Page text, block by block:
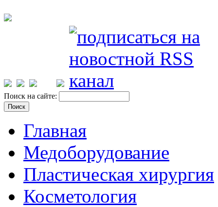
Поиск на сайте:
Главная
Медоборудование
Пластическая хирургия
Косметология